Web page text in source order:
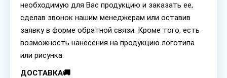
необходимую для Вас продукцию и заказать ее,
сделав звонок нашим менеджерам или оставив
заявку в форме обратной связи. Кроме того, есть
возможность нанесения на продукцию логотипа
или рисунка.
ДОСТАВКА🚚